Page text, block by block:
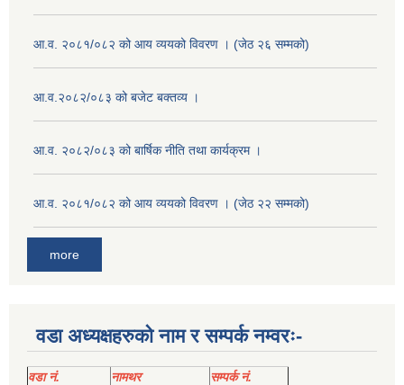
आ.व. २०८१/०८२ को आय व्ययको विवरण । (जेठ २६ सम्मको)
आ.व.२०८२/०८३ को बजेट बक्तव्य ।
आ.व. २०८२/०८३ को बार्षिक नीति तथा कार्यक्रम ।
आ.व. २०८१/०८२ को आय व्ययको विवरण । (जेठ २२ सम्मको)
more
वडा अध्यक्षहरुको नाम र सम्पर्क नम्वरः-
वडा नं. नामथर
सम्पर्क नं.